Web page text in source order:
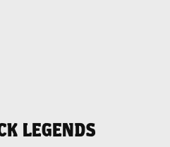
LEGENDS